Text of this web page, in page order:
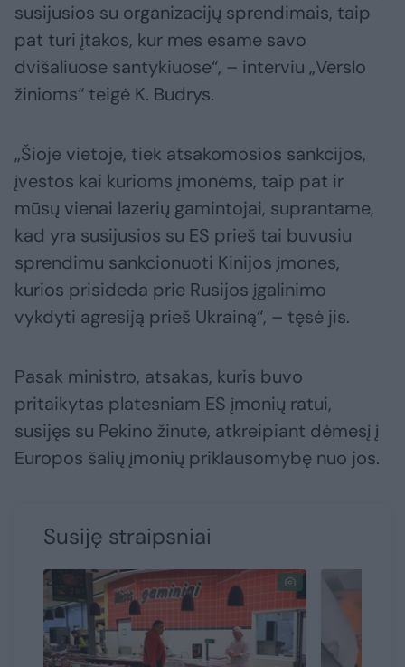
susijusios su organizacijų sprendimais, taip
pat turi įtakos, kur mes esame savo
dvišaliuose santykiuose“, – interviu „Verslo
žinioms“ teigė K. Budrys.
„Šioje vietoje, tiek atsakomosios sankcijos,
įvestos kai kurioms įmonėms, taip pat ir
mūsų vienai lazerių gamintojai, suprantame,
kad yra susijusios su ES prieš tai buvusiu
sprendimu sankcionuoti Kinijos įmones,
kurios prisideda prie Rusijos įgalinimo
vykdyti agresiją prieš Ukrainą“, – tęsė jis.
Pasak ministro, atsakas, kuris buvo
pritaikytas platesniam ES įmonių ratui,
susijęs su Pekino žinute, atkreipiant dėmesį į
Europos šalių įmonių priklausomybę nuo jos.
Susiję straipsniai